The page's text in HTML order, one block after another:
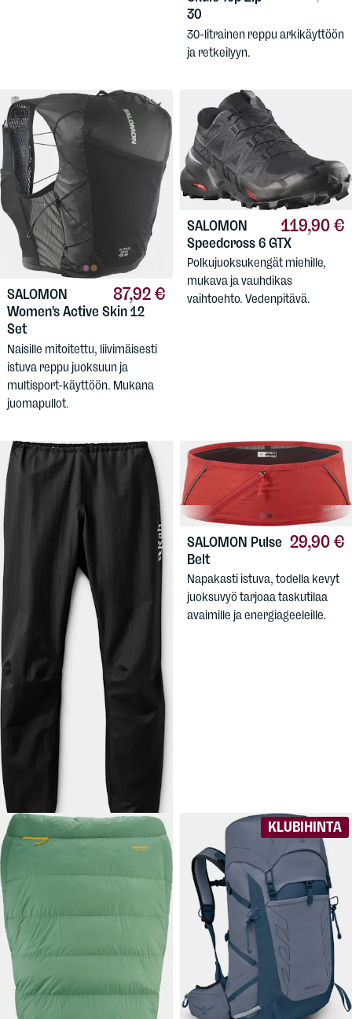
30
30-litrainen reppu arkikäyttöön
ja retkeilyyn.
87,92 €
SALOMON
Women's Active Skin 12
Set
Naisille mitoitettu, liivimäisesti
istuva reppu juoksuun ja
multisport-käyttöön. Mukana
juomapullot.
119,90 €
SALOMON
Speedcross 6 GTX
Polkujuoksukengät miehille,
mukava ja vauhdikas
vaihtoehto. Vedenpitävä.
139,90 €
Men's
Phantom Pant
84-grammaiset, silti täysin
säänkestävät kuorihousut.
Miesten koot.
29,90 €
SALOMON Pulse
Belt
Napakasti istuva, todella kevyt
juoksuvyö tarjoaa taskutilaa
avaimille ja energiageeleille.
KLUBIHINTA